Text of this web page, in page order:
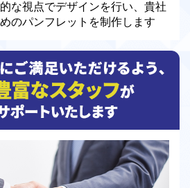
な視点でデザインを行い、貴社
のパンフレットを制作します